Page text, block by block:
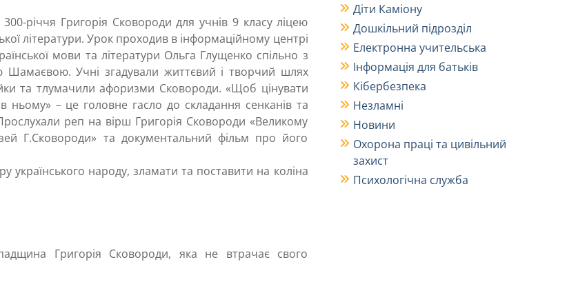
річчя Григорія Сковороди для учнів 9 класу ліцею
літератури. Урок проходив в інформаційному центрі
мови та літератури Ольга Глущенко спільно з
Учні згадували життєвий і творчий шлях
та тлумачили афоризми Сковороди. «Щоб цінувати
ньому» – це головне гасло до складання сенканів та
реп на вірш Григорія Сковороди «Великому
Г.Сковороди» та документальний фільм про його
українського народу, зламати та поставити на коліна
Григорія Сковороди, яка не втрачає свого
Діти Каміону
Дошкільний підрозділ
Електронна учительська
Інформація для батьків
Кібербезпека
Незламні
Новини
Охорона праці та цивільний
захист
Психологічна служба